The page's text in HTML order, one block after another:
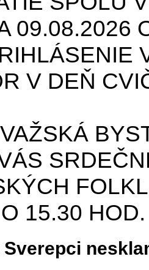
09.08.2026
V DEŇ
15.30